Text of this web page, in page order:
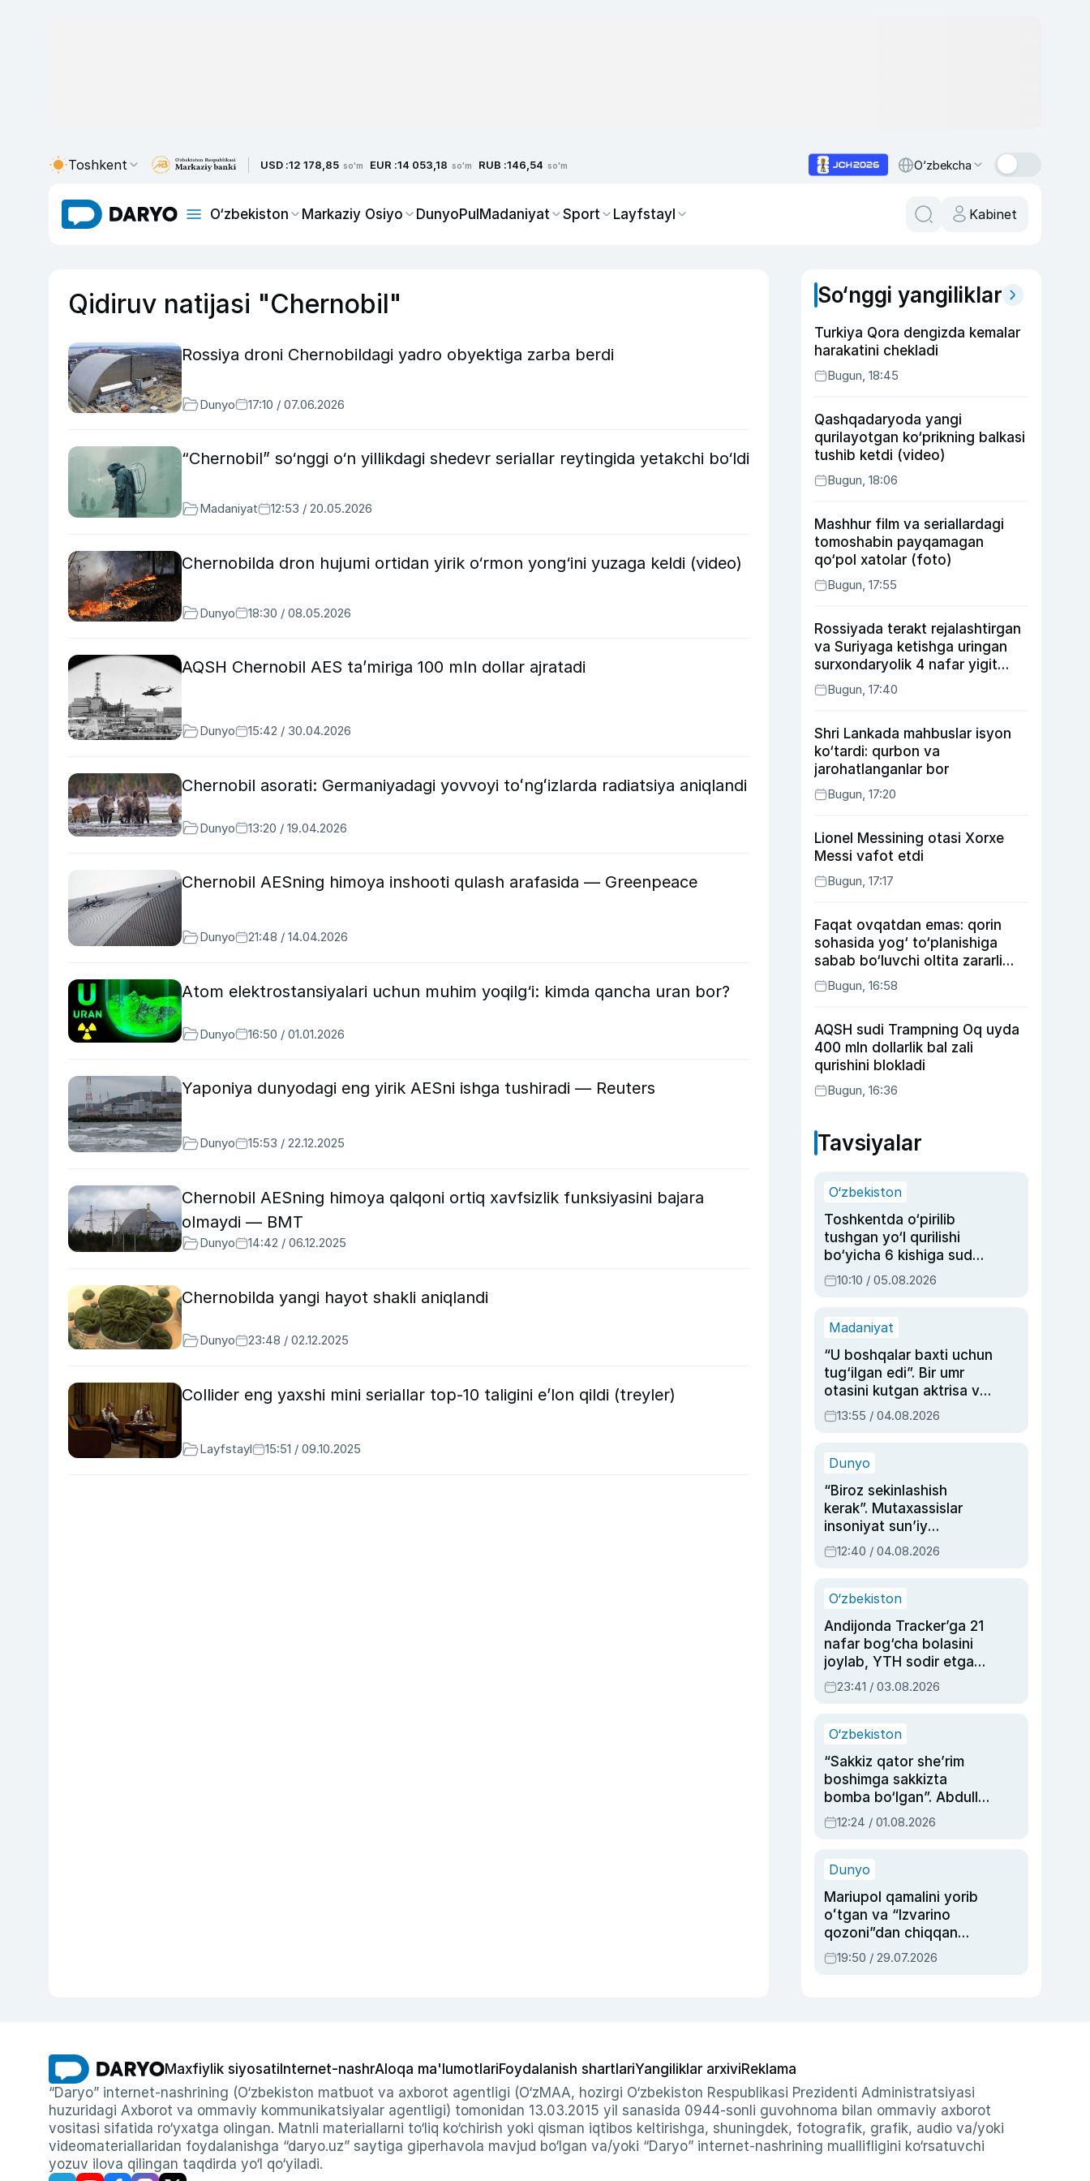
Toshkent USD :12 178,85 so'm EUR :14 053,18 so'm RUB :146,54 so'm O‘zbekcha
O‘zbekiston Markaziy Osiyo DunyoPulMadaniyat Sport Layfstayl Kabinet
Qidiruv natijasi "Chernobil"
Rossiya droni Chernobildagi yadro obyektiga zarba berdi
Dunyo 17:10 / 07.06.2026
“Chernobil” so‘nggi o‘n yillikdagi shedevr seriallar reytingida yetakchi bo‘ldi
Madaniyat 12:53 / 20.05.2026
Chernobilda dron hujumi ortidan yirik o‘rmon yong‘ini yuzaga keldi (video)
Dunyo 18:30 / 08.05.2026
AQSH Chernobil AES ta’miriga 100 mln dollar ajratadi
Dunyo 15:42 / 30.04.2026
Chernobil asorati: Germaniyadagi yovvoyi toʻngʻizlarda radiatsiya aniqlandi
Dunyo 13:20 / 19.04.2026
Chernobil AESning himoya inshooti qulash arafasida — Greenpeace
Dunyo 21:48 / 14.04.2026
Atom elektrostansiyalari uchun muhim yoqilg‘i: kimda qancha uran bor?
Dunyo 16:50 / 01.01.2026
Yaponiya dunyodagi eng yirik AESni ishga tushiradi — Reuters
Dunyo 15:53 / 22.12.2025
Chernobil AESning himoya qalqoni ortiq xavfsizlik funksiyasini bajara
olmaydi — BMT
Dunyo 14:42 / 06.12.2025
Chernobilda yangi hayot shakli aniqlandi
Dunyo 23:48 / 02.12.2025
Collider eng yaxshi mini seriallar top-10 taligini e’lon qildi (treyler)
Layfstayl 15:51 / 09.10.2025
So‘nggi yangiliklar
Turkiya Qora dengizda kemalar
harakatini chekladi
Bugun, 18:45
Qashqadaryoda yangi
qurilayotgan ko‘prikning balkasi
tushib ketdi (video)
Bugun, 18:06
Mashhur film va seriallardagi
tomoshabin payqamagan
qo‘pol xatolar (foto)
Bugun, 17:55
Rossiyada terakt rejalashtirgan
va Suriyaga ketishga uringan
surxondaryolik 4 nafar yigit
qamaldi
Bugun, 17:40
Shri Lankada mahbuslar isyon
ko‘tardi: qurbon va
jarohatlanganlar bor
Bugun, 17:20
Lionel Messining otasi Xorxe
Messi vafot etdi
Bugun, 17:17
Faqat ovqatdan emas: qorin
sohasida yog‘ to‘planishiga
sabab bo‘luvchi oltita zararli
odatBugun, 16:58
AQSH sudi Trampning Oq uyda
400 mln dollarlik bal zali
qurishini blokladi
Bugun, 16:36
Tavsiyalar
O‘zbekiston
Toshkentda o‘pirilib
tushgan yo‘l qurilishi
bo‘yicha 6 kishiga sud
hukmi o‘qildi
10:10 / 05.08.2026
Madaniyat
“U boshqalar baxti uchun
tug‘ilgan edi”. Bir umr
otasini kutgan aktrisa va
dublyaj ustasi Rimma
Ahmedovaning
13:55 / 04.08.2026
Dunyo
“Biroz sekinlashish
kerak”. Mutaxassislar
insoniyat sun’iy
intellektni boshqara
olmay qolishidan xavotir
12:40 / 04.08.2026
O‘zbekiston
Andijonda Tracker’ga 21
nafar bog‘cha bolasini
joylab, YTH sodir etgan
ayolga sud hukmi o‘qildi
23:41 / 03.08.2026
O‘zbekiston
“Sakkiz qator she’rim
boshimga sakkizta
bomba bo‘lgan”. Abdulla
Oripovni siyosiy
ayblovlardan asrab
12:24 / 01.08.2026
Dunyo
Mariupol qamalini yorib
oʻtgan va “Izvarino
qozoni”dan chiqqan
qahramon — Ukraina
armiyasi bosh
19:50 / 29.07.2026
Maxfiylik siyosati Internet-nashrAloqa ma'lumotlariFoydalanish shartlariYangiliklar arxiviReklama
“Daryo” internet-nashrining (O‘zbekiston matbuot va axborot agentligi (O‘zMAA, hozirgi O‘zbekiston Respublikasi Prezidenti Administratsiyasi
huzuridagi Axborot va ommaviy kommunikatsiyalar agentligi) tomonidan 13.03.2015 yil sanasida 0944-sonli guvohnoma bilan ommaviy axborot
vositasi sifatida ro‘yxatga olingan. Matnli materiallarni to‘liq ko‘chirish yoki qisman iqtibos keltirishga, shuningdek, fotografik, grafik, audio va/yoki
videomateriallaridan foydalanishga “daryo.uz” saytiga giperhavola mavjud bo‘lgan va/yoki “Daryo” internet-nashrining muallifligini ko‘rsatuvchi
yozuv ilova qilingan taqdirda yo‘l qo‘yiladi.